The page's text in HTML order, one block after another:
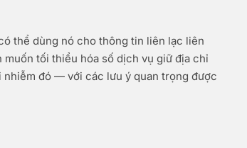
thể dùng nó cho thông tin liên lạc liên
muốn tối thiểu hóa số dịch vụ giữ địa chỉ
đó — với các lưu ý quan trọng được